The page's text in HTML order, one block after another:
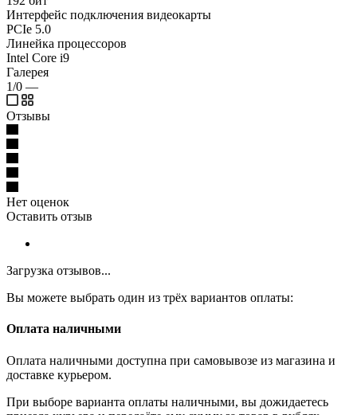
Интерфейс подключения видеокарты
PCIe 5.0
Линейка процессоров
Intel Core i9
Галерея
1/0 —
Отзывы
Нет оценок
Оставить отзыв
Загрузка отзывов...
Вы можете выбрать один из трёх вариантов оплаты:
Оплата наличными
Оплата наличными доступна при самовывозе из магазина и
доставке курьером.
При выборе варианта оплаты наличными, вы дожидаетесь